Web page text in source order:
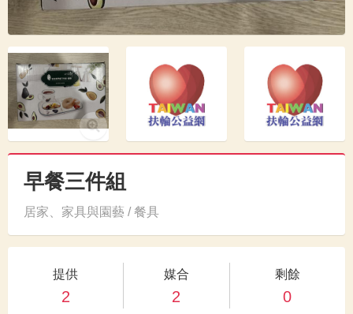
早餐三件組
居家、家具與園藝 / 餐具
提供
2
媒合
2
剩餘
0